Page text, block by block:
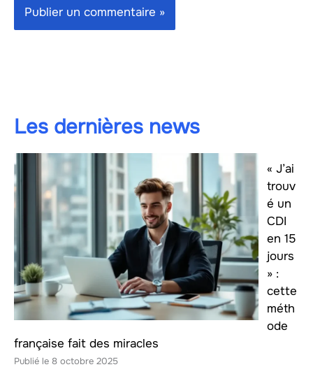
Les dernières news
« J’ai
trouv
é un
CDI
en 15
jours
» :
cette
méth
ode
française fait des miracles
8 octobre 2025